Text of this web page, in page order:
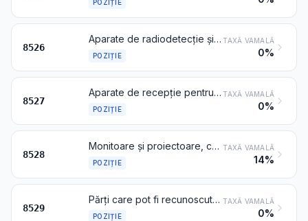
POZIȚIE
8526
Aparate de radiodetecție și de radiosondaj (radar), aparate de radionavigație și aparate de radiotelecomandă
POZIȚIE
TAXĂ VAMALĂ
0%
8527
Aparate de recepție pentru radiodifuziune, chiar combinate, în același corp, cu un aparat de înregistrare sau de reproducere a sunetului sau cu un ceas
POZIȚIE
TAXĂ VAMALĂ
0%
8528
Monitoare și proiectoare, care nu încorporează un aparat receptor de televiziune; aparate receptoare de televiziune chiar încorporând un aparat receptor de radiodifuziune sau un aparat de înregistrare sau de reproducere a sunetului sau a imaginilor
POZIȚIE
TAXĂ VAMALĂ
14%
8529
Părți care pot fi recunoscute ca fiind destinate exclusiv sau în principal aparatelor de la pozițiile 8524-8528
POZIȚIE
TAXĂ VAMALĂ
0%